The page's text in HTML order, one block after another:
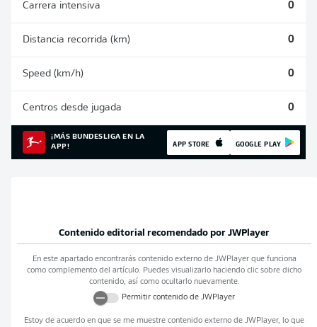
Carrera intensiva 0
Distancia recorrida (km) 0
Speed (km/h) 0
Centros desde jugada 0
¡MÁS BUNDESLIGA EN LA
APP!
APP STORE GOOGLE PLAY
Contenido editorial recomendado por JWPlayer
En este apartado encontrarás contenido externo de JWPlayerque funciona
como complemento del artículo. Puedes visualizarlo haciendo clic sobre dicho
contenido, así como ocultarlo nuevamente.
Permitir contenido de JWPlayer
Estoy de acuerdo en que se me muestre contenido externo de JWPlayer, lo que